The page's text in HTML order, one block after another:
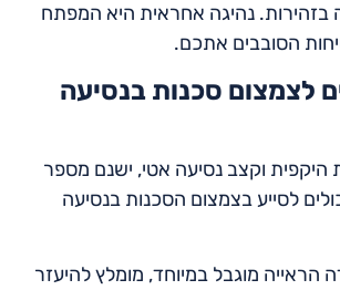
בזהירות. נהיגה אחראית היא המפתח
הסובבים אתכם.
לצמצום סכנות בנסיעה
היקפית וקצב נסיעה אטי, ישנם מספר
לסייע בצמצום הסכנות בנסיעה
מוגבל במיוחד, מומלץ להיעזר